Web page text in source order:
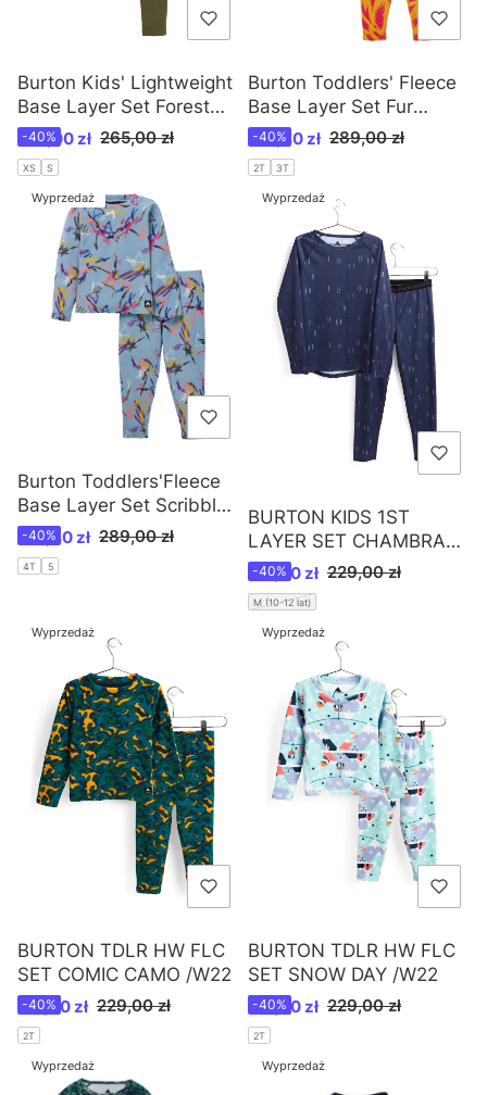
Burton Kids' Lightweight
Base Layer Set Forest
Moss /W25
Cena promocyjna
159,00 zł 265,00 zł
-40%
XS S
Burton Toddlers' Fleece
Base Layer Set Fur
Goldenrod /W25
Cena promocyjna
173,40 zł 289,00 zł
-40%
2T 3T
Wyprzedaż
Burton Toddlers'Fleece
Base Layer Set Scribble
/W25
Cena promocyjna
173,40 zł 289,00 zł
-40%
4T 5
Wyprzedaż
BURTON KIDS 1ST
LAYER SET CHAMBRAY
STRIPE /W22
Cena promocyjna
137,40 zł 229,00 zł
-40%
M (10-12 lat)
Wyprzedaż
BURTON TDLR HW FLC
SET COMIC CAMO /W22
Cena promocyjna
137,40 zł 229,00 zł
-40%
2T
Wyprzedaż
BURTON TDLR HW FLC
SET SNOW DAY /W22
Cena promocyjna
137,40 zł 229,00 zł
-40%
2T
Wyprzedaż Wyprzedaż